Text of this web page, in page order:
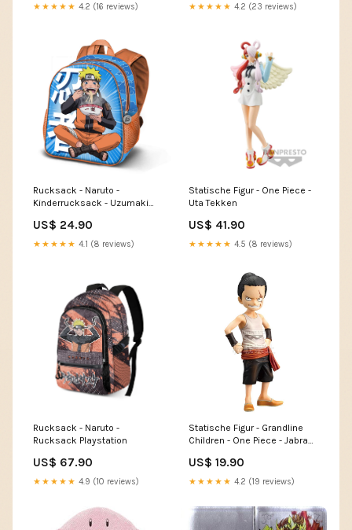
★★★★★ 4.2 (16 reviews) ★★★★★ 4.2 (23 reviews)
Rucksack - Naruto -
Kinderrucksack - Uzumaki
US$ 24.90
★★★★★ 4.1 (8 reviews)
Statische Figur - One Piece -
Uta Tekken
US$ 41.90
★★★★★ 4.5 (8 reviews)
Rucksack - Naruto -
Rucksack Playstation
US$ 67.90
★★★★★ 4.9 (10 reviews)
Statische Figur - Grandline
Children - One Piece - Jabra
US$ 19.90
★★★★★ 4.2 (19 reviews)